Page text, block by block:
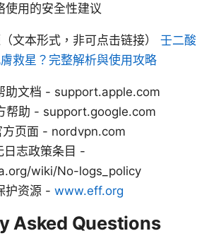
使用的安全性建议
文本形式，非可点击链接） 壬二酸
救星？完整解析與使用攻略
助文档 - support.apple.com
帮助 - support.google.com
页面 - nordvpn.com
志政策条目 -
wiki/No-logs_policy
护资源 - www.eff.org
Asked Questions